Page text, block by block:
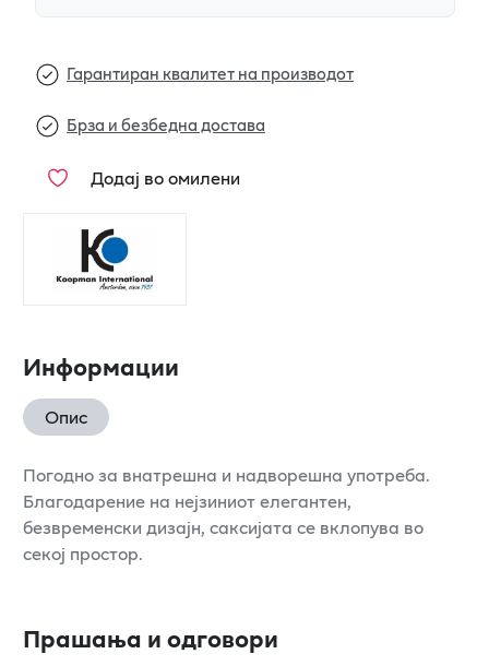
Гарантиран квалитет на производот
Брза и безбедна достава
Додај во омилени
Информации
Опис
Погодно за внатрешна и надворешна употреба.
Благодарение на нејзиниот елегантен,
безвременски дизајн, саксијата се вклопува во
секој простор.
Прашања и одговори